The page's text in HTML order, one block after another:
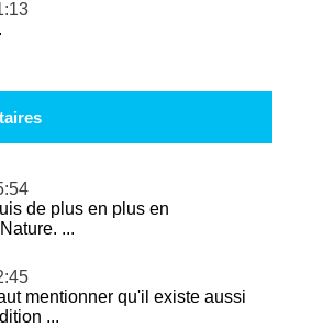
de plus en plus en
...
mentionner qu'il existe aussi
...